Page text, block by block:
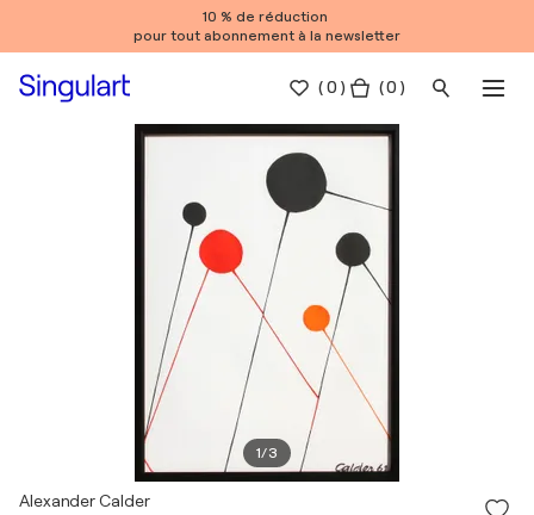
10 % de réduction
pour tout abonnement à la newsletter
(0 ) ( 0 )
1/3
Alexander Calder